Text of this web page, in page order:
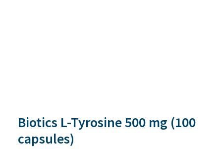
Biotics L-Tyrosine 500 mg (100
capsules)